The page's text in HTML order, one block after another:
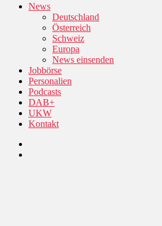
News
Deutschland
Österreich
Schweiz
Europa
News einsenden
Jobbörse
Personalien
Podcasts
DAB+
UKW
Kontakt